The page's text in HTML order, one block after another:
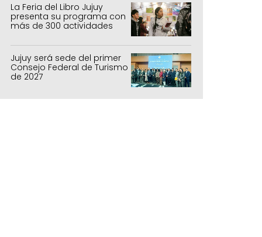
La Feria del Libro Jujuy
presenta su programa con
más de 300 actividades
Jujuy será sede del primer
Consejo Federal de Turismo
de 2027